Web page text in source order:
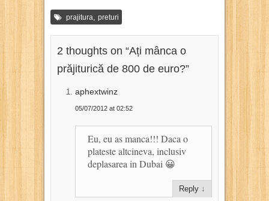
prajitura preturi
2 thoughts on “Ați mânca o
prăjiturică de 800 de euro?”
aphextwinz
05/07/2012 at 02:52
Eu, eu as manca!!! Daca o
plateste altcineva, inclusiv
deplasarea in Dubai 😀
Reply ↓